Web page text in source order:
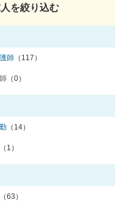
を絞り込む
師 （117）
（0）
（14）
（1）
（63）